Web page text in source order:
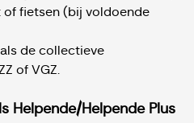
of fietsen (bij voldoende
de collectieve
of VGZ.
Helpende/Helpende Plus